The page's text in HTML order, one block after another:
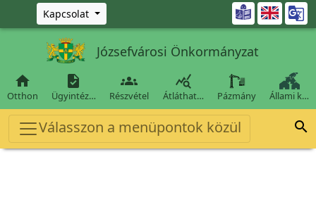
Ugrás a fő tartalomra
Kapcsolat 
Józsefvárosi Önkormányzat

Otthon

Ügyintéz…

Részvétel

Átláthat… Pázmány Állami k…
Válasszon a menüpontok közül 